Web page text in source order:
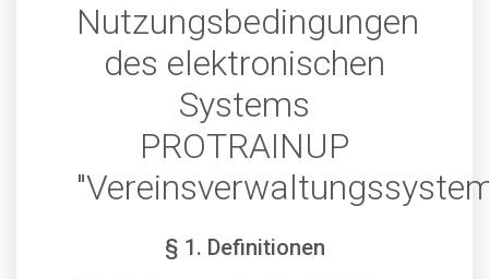
Nutzungsbedingungen
des elektronischen
Systems
PROTRAINUP
§ 1. Definitionen